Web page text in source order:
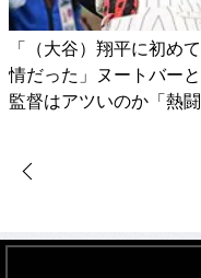
「（大谷）翔平に初め
情だった」ヌートバー
監督はアツいのか「熱